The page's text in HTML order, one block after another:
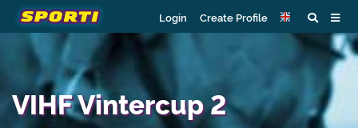
Login Create Profile
VIHF Vintercup 2